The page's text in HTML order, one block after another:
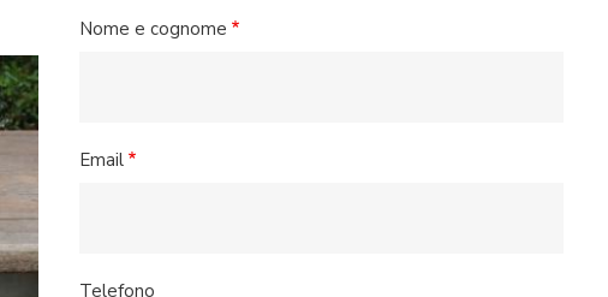
Nome e cognome
Email
Telefono